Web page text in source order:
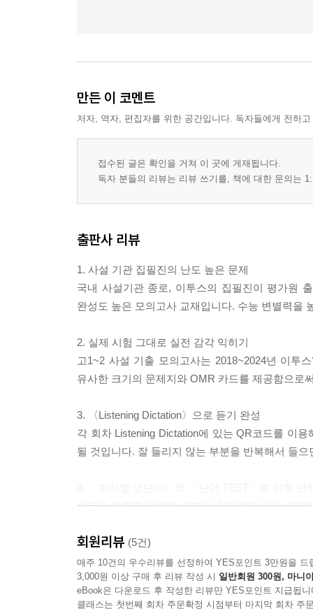
만든 이 코멘트
저자, 역자, 편집자를 위한 공간입니다. 독자들에게 전하
접수된 글은 확인을 거쳐 이 곳에 게재됩니다.
독자 분들의 리뷰는 리뷰 쓰기를, 책에 대한 문의는
출판사 리뷰
1. 사설 기관 집필진의 난도 높은 문제
국내 사설기관 종로, 이투스의 집필진이 평가원
완성도 높은 모의고사 교재입니다. 수능 변별력을
2. 실제 시험 그대로 실전 감각 익히기
고1~2 사설 기출 모의고사는 2018~2024년 이투
유사한 크기의 문제지와 OMR 카드를 제공함으로
3. 〈Listening Dictation〉으로 듣기 완성
각 회차 Listening Dictation에 있는 QR코드를 이
될 것입니다. 잘 들리지 않는 부분을 반복해서 들
빠르고 정확한 독해의 기본은 어휘력입니다. 교
5. 핵심을 짚어주는 명쾌한 해설
모의고사 전문 출제 기관의 노하우가 집약된 명
포인트를 명쾌하게 짚어줍니다.
회원리뷰 (5건)
매주 10건의 우수리뷰를 선정하여 YES포인트 3만원을 드
3,000원 이상 구매 후 리뷰 작성 시 일반회원 300원, 마니
eBook은 다운로드 후 작성한 리뷰만 YES포인트 지급됩니
클래스는 첫번째 회차 주문확정 시점부터 마지막 회차 주